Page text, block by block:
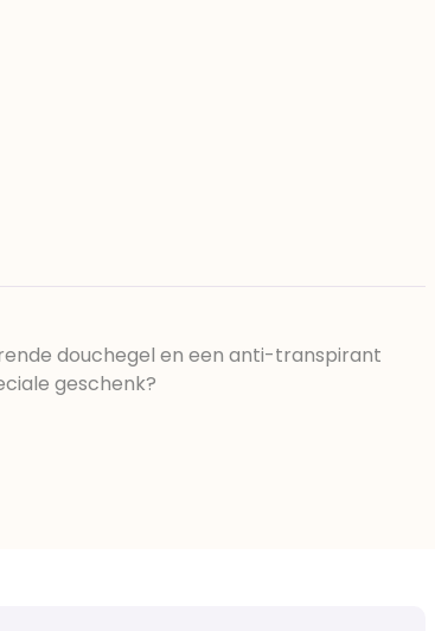
douchegel en een anti-transpirant
geschenk?